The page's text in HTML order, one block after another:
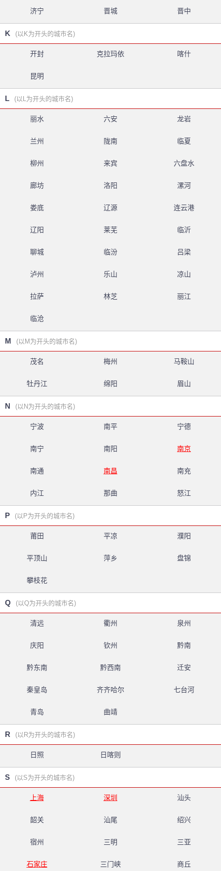
济宁 晋城 晋中
K (以K为开头的城市名)
开封 克拉玛依 喀什
昆明
L (以L为开头的城市名)
丽水 六安 龙岩
兰州 陇南 临夏
柳州 来宾 六盘水
廊坊 洛阳 漯河
娄底 辽源 连云港
辽阳 莱芜 临沂
聊城 临汾 吕梁
泸州 乐山 凉山
拉萨 林芝 丽江
临沧
M (以M为开头的城市名)
茂名 梅州 马鞍山
牡丹江 绵阳 眉山
N (以N为开头的城市名)
宁波 南平 宁德
南宁 南阳 南京
南通 南昌 南充
内江 那曲 怒江
P (以P为开头的城市名)
莆田 平凉 濮阳
平顶山 萍乡 盘锦
攀枝花
Q (以Q为开头的城市名)
清远 衢州 泉州
庆阳 钦州 黔南
黔东南 黔西南 迁安
秦皇岛 齐齐哈尔 七台河
青岛 曲靖
R (以R为开头的城市名)
日照 日喀则
S (以S为开头的城市名)
上海 深圳 汕头
韶关 汕尾 绍兴
宿州 三明 三亚
石家庄 三门峡 商丘